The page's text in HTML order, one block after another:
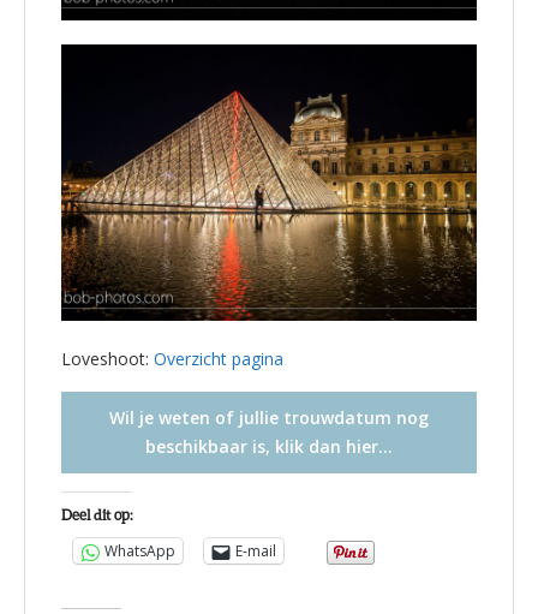
Loveshoot: Overzicht pagina
Wil je weten of jullie trouwdatum nog
beschikbaar is, klik dan hier…
Deel dit op:
WhatsApp E-mail